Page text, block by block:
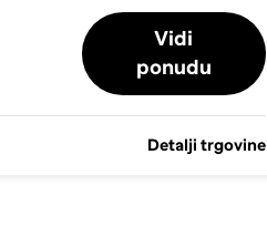
Vidi
ponudu
Detalji trgovine